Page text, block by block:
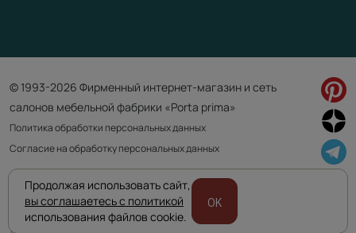
© 1993-2026 Фирменный интернет-магазин и сеть
салонов мебельной фабрики «Porta prima»
Политика обработки персональных данных
Согласие на обработку персональных данных
Приведенная на сайте информация не является публичной офертой
и носит информационно ознакомительный характер.
Продолжая использовать сайт,
вы соглашаетесь с политикой
использования файлов cookie.
OK